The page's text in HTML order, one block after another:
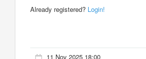
Already registered? Login!
11 Nov 2025 18:00